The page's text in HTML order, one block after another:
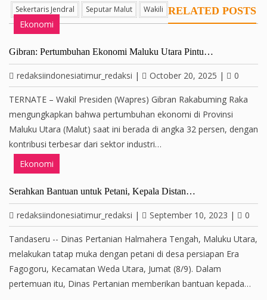
Sekertaris Jendral
Seputar Malut Wakili RELATED POSTS
Ekonomi
Gibran: Pertumbuhan Ekonomi Maluku Utara Pintu…
redaksiindonesiatimur_redaksi | October 20, 2025 | 0
TERNATE – Wakil Presiden (Wapres) Gibran Rakabuming Raka
mengungkapkan bahwa pertumbuhan ekonomi di Provinsi
Maluku Utara (Malut) saat ini berada di angka 32 persen, dengan
kontribusi terbesar dari sektor industri…
Ekonomi
Serahkan Bantuan untuk Petani, Kepala Distan…
redaksiindonesiatimur_redaksi | September 10, 2023 | 0
Tandaseru -- Dinas Pertanian Halmahera Tengah, Maluku Utara,
melakukan tatap muka dengan petani di desa persiapan Era
Fagogoru, Kecamatan Weda Utara, Jumat (8/9). Dalam
pertemuan itu, Dinas Pertanian memberikan bantuan kepada…